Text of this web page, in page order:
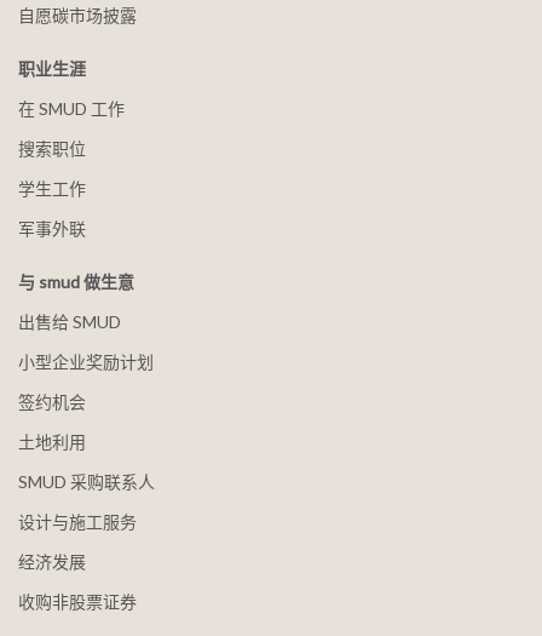
自愿碳市场披露
职业生涯
在 SMUD 工作
搜索职位
学生工作
军事外联
与 smud 做生意
出售给 SMUD
小型企业奖励计划
签约机会
土地利用
SMUD 采购联系人
设计与施工服务
经济发展
收购非股票证券